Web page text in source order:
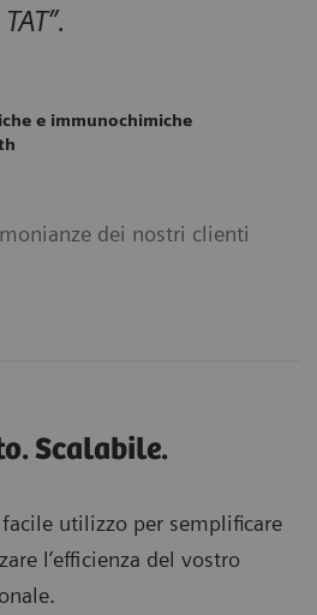
e immunochimiche
dei nostri clienti
Scalabile.
utilizzo per semplificare
l’efficienza del vostro